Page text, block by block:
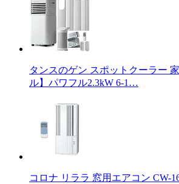
タンスのゲン スポットクーラー
ル】パワフル2.3kW 6-1…
コロナ リララ 窓用エアコン CW-